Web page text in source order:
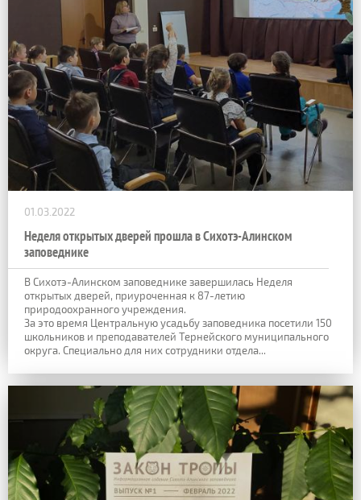
01.03.2022
Неделя открытых дверей прошла в Сихотэ-Алинском
заповеднике
В Сихотэ-Алинском заповеднике завершилась Неделя
открытых дверей, приуроченная к 87-летию
природоохранного учреждения.
За это время Центральную усадьбу заповедника посетили 150
школьников и преподавателей Тернейского муниципального
округа. Специально для них сотрудники отдела...